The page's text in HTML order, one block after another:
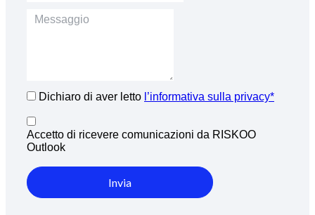
Dichiaro di aver letto l’informativa sulla privacy*
Accetto di ricevere comunicazioni da RISKOO
Outlook
Invia